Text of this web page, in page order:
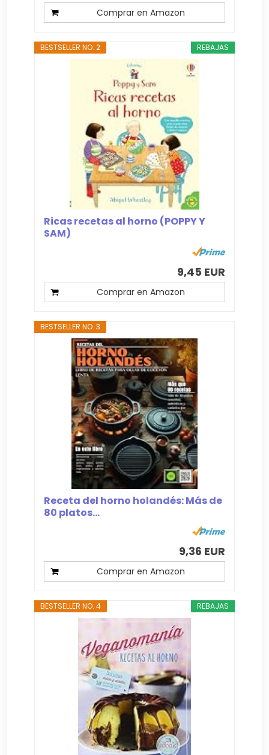
Comprar en Amazon
REBAJAS
BESTSELLER NO. 2
Ricas recetas al horno (POPPY Y
SAM)
9,45 EUR
Comprar en Amazon
BESTSELLER NO. 3
Receta del horno holandés: Más de
80 platos...
9,36 EUR
Comprar en Amazon
REBAJAS
BESTSELLER NO. 4